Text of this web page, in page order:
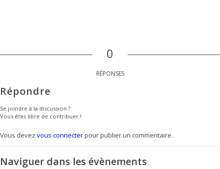
0
RÉPONSES
Répondre
Se joindre à la discussion ?
Vous êtes libre de contribuer !
Vous devez vous connecterpour publier un commentaire.
Naviguer dans les évènements